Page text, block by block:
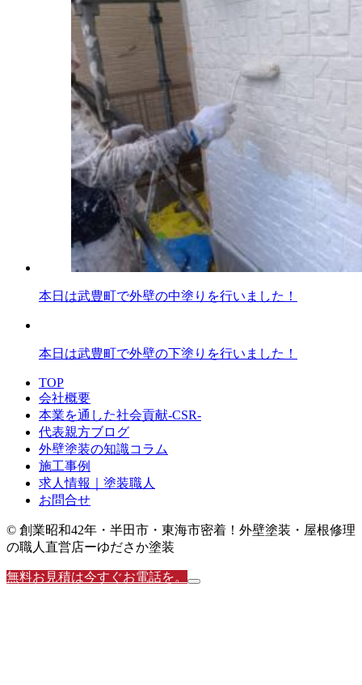
本日は武豊町で外壁の中塗りを行いました！
本日は武豊町で外壁の下塗りを行いました！
TOP
会社概要
本業を通した社会貢献-CSR-
代表親方ブログ
外壁塗装の知識コラム
施工事例
求人情報｜塗装職人
お問合せ
© 創業昭和42年・半田市・東海市密着！外壁塗装・屋根修理
の職人直営店ーゆださか塗装
無料お見積は今すぐお電話を。